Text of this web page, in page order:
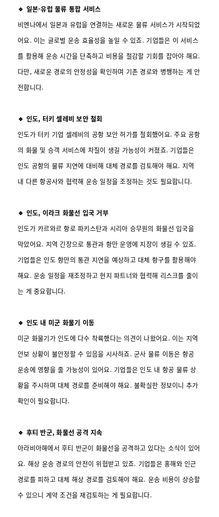
🔹 일본-유럽 물류 통합 서비스
비엔나에서 일본과 유럽을 연결하는 새로운 물류 서비스가 시작되었
어요. 이는 글로벌 운송 효율성을 높일 수 있죠. 기업들은 이 서비스
를 활용해 운송 시간을 단축하고 비용을 절감할 기회를 잡아야 해요.
다만, 새로운 경로의 안정성을 확인하며 기존 경로와 병행하는 게 안
전합니다.
🔹 인도, 터키 셀레비 보안 철회
인도가 터키 기업 셀레비의 공항 보안 허가를 철회했어요. 주요 공항
의 화물 및 승객 서비스에 차질이 생길 가능성이 커졌죠. 기업들은
인도 공항의 물류 지연에 대비해 대체 경로를 검토해야 해요. 지역
내 다른 항공사와 협력해 운송 일정을 조정하는 것도 필요합니다.
🔹 인도, 이라크 화물선 입국 거부
인도가 카르와르 항로 파키스탄과 시리아 승무원의 화물선 입국을
막았어요. 지역 긴장으로 통관과 항만 운영에 지장이 생길 수 있죠.
기업들은 인도 항만의 통관 지연을 예상하고 대체 항구를 활용해야
해요. 운송 일정을 재조정하고 현지 파트너와 협력해 리스크를 줄이
는 게 중요합니다.
🔹 인도 내 미군 화물기 이동
미군 화물기가 인도에 다수 착륙했다는 의견이 나왔어요. 이는 지역
안보 상황이 불안정할 수 있음을 시사하죠. 군사 물류 이동은 항공
운송에 영향을 줄 가능성이 있어요. 기업들은 인도 내 항공 물류 상
황을 주시하며 대체 경로를 준비해야 해요. 불확실한 정보이니 추가
확인이 필요합니다.
🔹 후티 반군, 화물선 공격 지속
아라비아해에서 후티 반군이 화물선을 공격하고 있다는 소식이 있어
요. 해상 운송 경로의 안전이 위협받고 있죠. 기업들은 홍해와 인근
경로를 피하고 대체 해상 경로를 검토해야 해요. 운송 비용이 상승할
수 있으니 계약 조건을 재검토하는 게 필요합니다.